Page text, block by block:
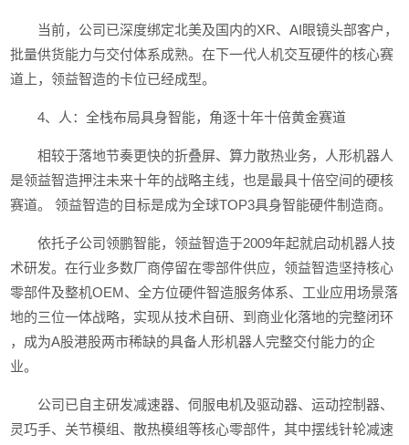
当前，公司已深度绑定北美及国内的XR、AI眼镜头部客户，
批量供货能力与交付体系成熟。在下一代人机交互硬件的核心赛
道上，领益智造的卡位已经成型。
4、人：全栈布局具身智能，角逐十年十倍黄金赛道
相较于落地节奏更快的折叠屏、算力散热业务，人形机器人
是领益智造押注未来十年的战略主线，也是最具十倍空间的硬核
赛道。 领益智造的目标是成为全球TOP3具身智能硬件制造商。
依托子公司领鹏智能，领益智造于2009年起就启动机器人技
术研发。在行业多数厂商停留在零部件供应，领益智造坚持核心
零部件及整机OEM、全方位硬件智造服务体系、工业应用场景落
地的三位一体战略，实现从技术自研、到商业化落地的完整闭环
，成为A股港股两市稀缺的具备人形机器人完整交付能力的企
业。
公司已自主研发减速器、伺服电机及驱动器、运动控制器、
灵巧手、关节模组、散热模组等核心零部件，其中摆线针轮减速